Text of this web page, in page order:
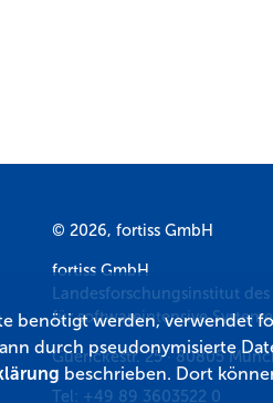
© 2026, fortiss GmbH
fortiss GmbH
Landesforschungsinstitut des
für softwareintensive Systeme
Guerickestr. 25·80805
Tel: +49 89 3603522 0
benötigt werden, verwendet
durch pseudonymisierte
beschrieben. Dort